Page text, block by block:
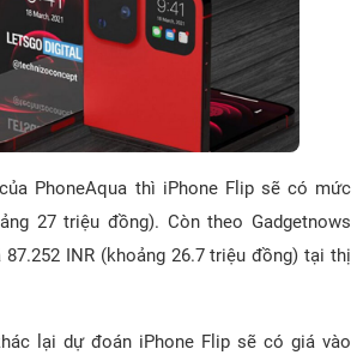
PhoneAqua thì iPhone Flip sẽ có mức
27 triệu đồng). Còn theo Gadgetnows
INR (khoảng 26.7 triệu đồng) tại thị
lại dự đoán iPhone Flip sẽ có giá vào